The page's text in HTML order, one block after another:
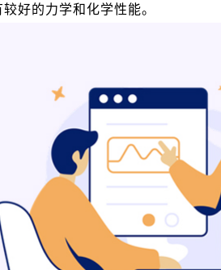
好的力学和化学性能。